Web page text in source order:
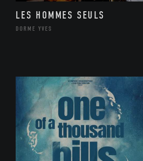
LES HOMMES SEULS
DORME YVES